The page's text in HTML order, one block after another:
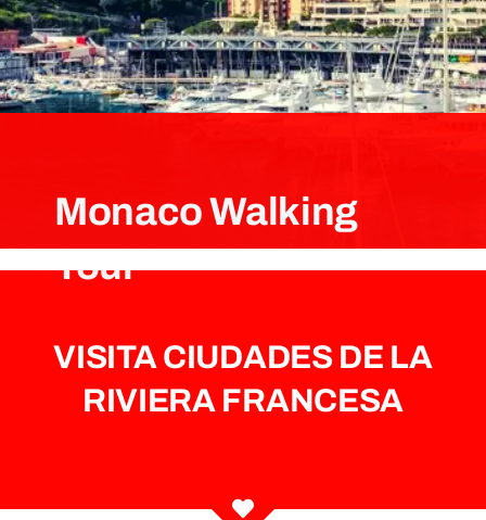
Monaco Walking
Tour
VISITA CIUDADES DE LA
RIVIERA FRANCESA